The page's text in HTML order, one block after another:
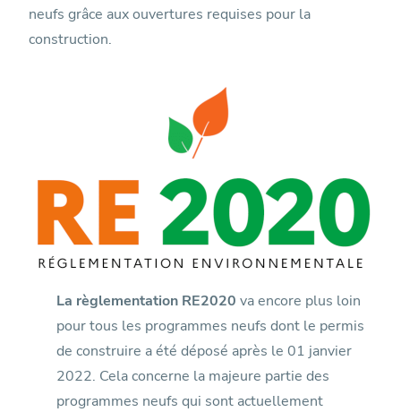
neufs grâce aux ouvertures requises pour la
construction.
La règlementation RE2020 va encore plus loin
pour tous les programmes neufs dont le permis
de construire a été déposé après le 01 janvier
2022. Cela concerne la majeure partie des
programmes neufs qui sont actuellement